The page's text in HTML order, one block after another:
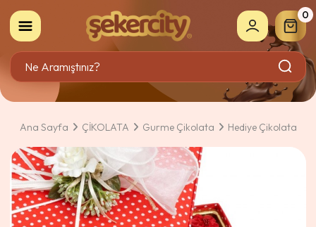
0
Ana Sayfa ÇİKOLATA Gurme Çikolata Hediye Çikolata